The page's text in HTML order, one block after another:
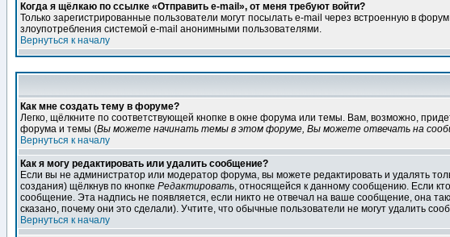
Когда я щёлкаю по ссылке «Отправить e-mail», от меня требуют войти?
Только зарегистрированные пользователи могут посылать e-mail через встроенную в
злоупотребления системой e-mail анонимными пользователями.
Вернуться к началу
Как мне создать тему в форуме?
Легко, щёлкните по соответствующей кнопке в окне форума или темы. Вам, возможно,
форума и темы (Вы можете начинать темы в этом форуме, Вы можете отвечать на
Вернуться к началу
Как я могу редактировать или удалить сообщение?
Если вы не администратор или модератор форума, вы можете редактировать и удалять
создания) щёлкнув по кнопке Редактировать, относящейся к данному сообщению. Если
сообщение. Эта надпись не появляется, если никто не отвечал на ваше сообщение, она
сказано, почему они это сделали). Учтите, что обычные пользователи не могут удалить
Вернуться к началу